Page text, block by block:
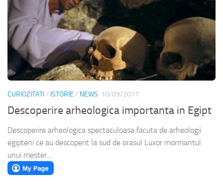
CURIOZITATI/ ISTORIE / NEWS 10/09/2017
Descoperire arheologica importanta in Egipt
Descoperire arheologica spectaculoasa facuta de arheologii
egipteni ce au descoperit la sud de orasul Luxor mormantul
unui mester...